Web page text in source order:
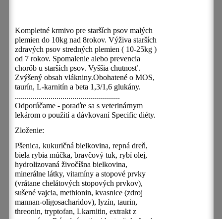
Kompletné krmivo pre starších psov malých
plemien do 10kg nad 8rokov. Výživa starších
zdravých psov stredných plemien ( 10-25kg )
od 7 rokov. Spomalenie alebo prevencia
chorôb u starších psov. Vyššia chutnosť.
Zvýšený obsah vlákniny.Obohatené o MOS,
taurín, L-karnitín a beta 1,3/1,6 glukány.
.....................................................
Odporúčame - poraďte sa s veterinárnym
lekárom o použití a dávkovaní Specific diéty.
Zloženie:
Pšenica, kukuričná bielkovina, repná dreň,
biela rybia múčka, bravčový tuk, rybí olej,
hydrolizovaná živočíšna bielkovina,
minerálne látky, vitamíny a stopové prvky
(vrátane chelátových stopových prvkov),
sušené vajcia, methionin, kvasnice (zdroj
mannan-oligosacharidov), lyzín, taurin,
threonin, tryptofan, Lkarnitin, extrakt z